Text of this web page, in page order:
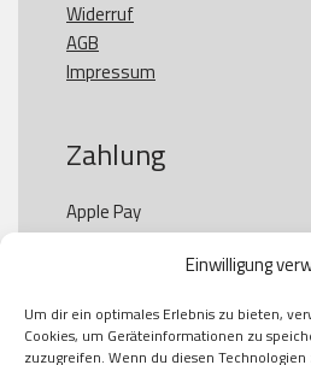
Einwilligung
Um dir ein optimales Erlebnis zu bieten,
Cookies, um Geräteinformationen zu
zuzugreifen. Wenn du diesen
Widerruf
AGB
Impressum
Zahlung
Apple Pay
Paypal
Kauf auf Rechung
Klarna